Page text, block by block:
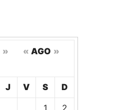
» « AGO »
J V S D